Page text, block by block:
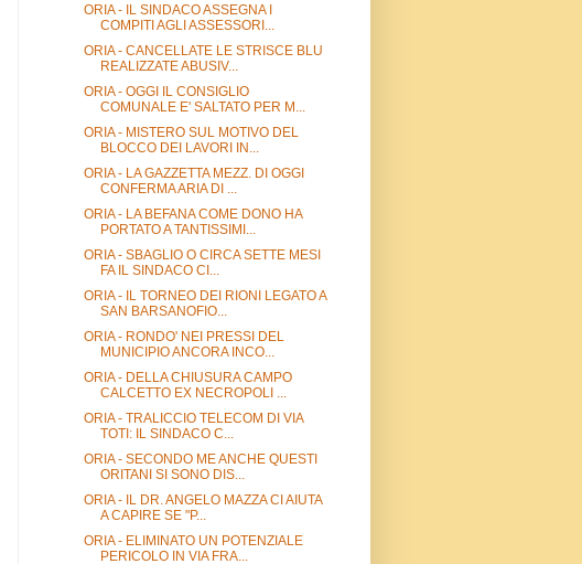
ORIA - IL SINDACO ASSEGNA I
COMPITI AGLI ASSESSORI...
ORIA - CANCELLATE LE STRISCE BLU
REALIZZATE ABUSIV...
ORIA - OGGI IL CONSIGLIO
COMUNALE E' SALTATO PER M...
ORIA - MISTERO SUL MOTIVO DEL
BLOCCO DEI LAVORI IN...
ORIA - LA GAZZETTA MEZZ. DI OGGI
CONFERMA ARIA DI ...
ORIA - LA BEFANA COME DONO HA
PORTATO A TANTISSIMI...
ORIA - SBAGLIO O CIRCA SETTE MESI
FA IL SINDACO CI...
ORIA - IL TORNEO DEI RIONI LEGATO A
SAN BARSANOFIO...
ORIA - RONDO' NEI PRESSI DEL
MUNICIPIO ANCORA INCO...
ORIA - DELLA CHIUSURA CAMPO
CALCETTO EX NECROPOLI ...
ORIA - TRALICCIO TELECOM DI VIA
TOTI: IL SINDACO C...
ORIA - SECONDO ME ANCHE QUESTI
ORITANI SI SONO DIS...
ORIA - IL DR. ANGELO MAZZA CI AIUTA
A CAPIRE SE "P...
ORIA - ELIMINATO UN POTENZIALE
PERICOLO IN VIA FRA...